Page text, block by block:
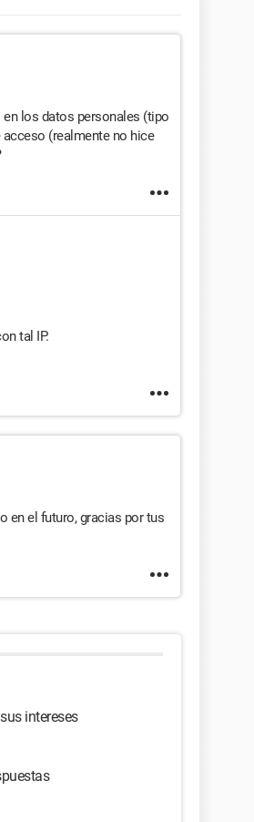
los datos personales (tipo
(realmente no hice
tal IP.
en el futuro, gracias por tus
intereses